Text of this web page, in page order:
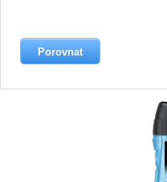
Porovnat